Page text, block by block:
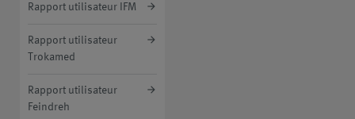
Rapport utilisateur IFM
Rapport utilisateur
Trokamed
Rapport utilisateur
Feindreh